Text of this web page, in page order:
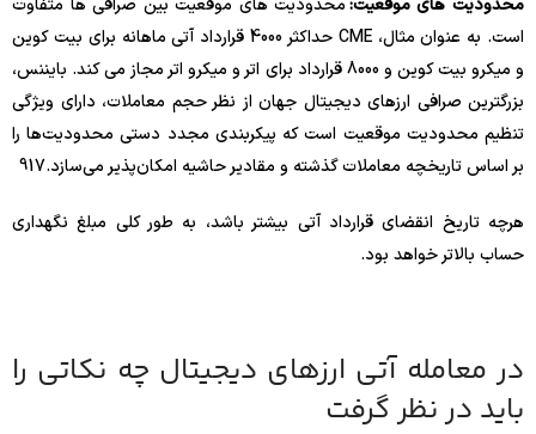
است. به عنوان مثال، CME حداکثر 4000 قرارداد آتی ماهانه برای بیت کوین
و میکرو بیت کوین و 8000 قرارداد برای اتر و میکرو اتر مجاز می کند. بایننس،
بزرگترین صرافی ارزهای دیجیتال جهان از نظر حجم معاملات، دارای ویژگی
تنظیم محدودیت موقعیت است که پیکربندی مجدد دستی محدودیت‌ها را
بر اساس تاریخچه معاملات گذشته و مقادیر حاشیه امکان‌پذیر می‌سازد.
917
هرچه تاریخ انقضای قرارداد آتی بیشتر باشد، به طور کلی مبلغ نگهداری
حساب بالاتر خواهد بود.
در معامله آتی ارزهای دیجیتال چه نکاتی را
باید در نظر گرفت